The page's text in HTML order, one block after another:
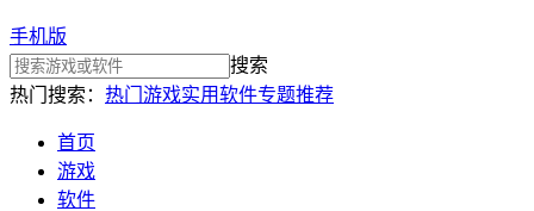
手机版
搜索
热门搜索： 热门游戏实用软件专题推荐
首页
游戏
软件